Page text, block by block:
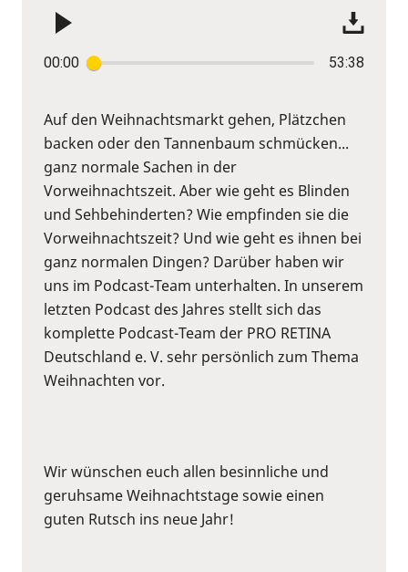
00:00 53:38
Auf den Weihnachtsmarkt gehen, Plätzchen
backen oder den Tannenbaum schmücken...
ganz normale Sachen in der
Vorweihnachtszeit. Aber wie geht es Blinden
und Sehbehinderten? Wie empfinden sie die
Vorweihnachtszeit? Und wie geht es ihnen bei
ganz normalen Dingen? Darüber haben wir
uns im Podcast-Team unterhalten. In unserem
letzten Podcast des Jahres stellt sich das
komplette Podcast-Team der PRO RETINA
Deutschland e. V. sehr persönlich zum Thema
Weihnachten vor.
Wir wünschen euch allen besinnliche und
geruhsame Weihnachtstage sowie einen
guten Rutsch ins neue Jahr!